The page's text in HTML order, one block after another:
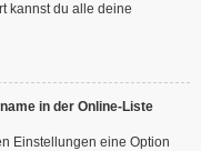
kannst du alle deine
in der Online-Liste
Einstellungen eine Option